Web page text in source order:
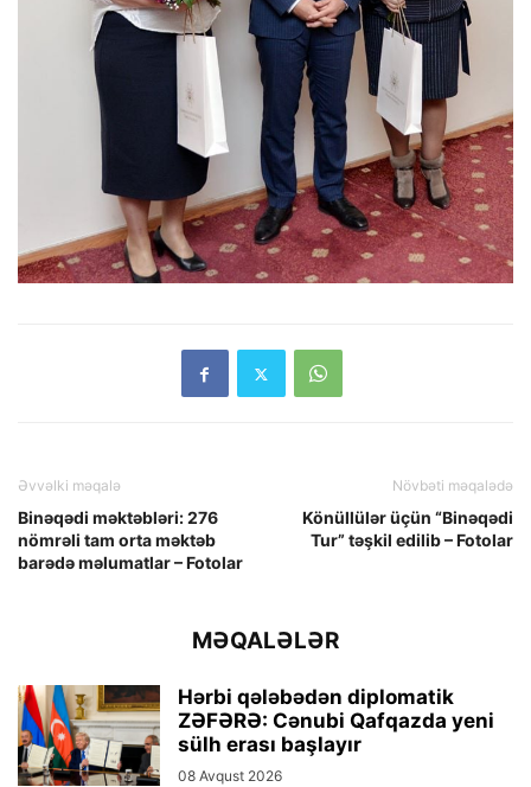
Əvvəlki məqalə
Binəqədi məktəbləri: 276
nömrəli tam orta məktəb
barədə məlumatlar – Fotolar
Növbəti məqalədə
Könüllülər üçün “Binəqədi
Tur” təşkil edilib – Fotolar
MƏQALƏLƏR
Hərbi qələbədən diplomatik
ZƏFƏRƏ: Cənubi Qafqazda yeni
sülh erası başlayır
08 Avqust 2026